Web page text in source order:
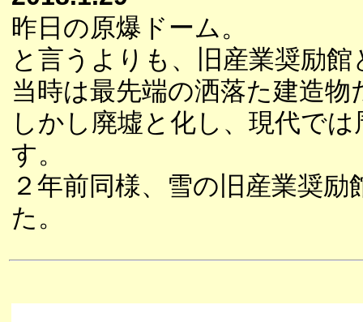
昨日の原爆ドーム。
と言うよりも、旧産業奨励
当時は最先端の洒落た建造
しかし廃墟と化し、現代で
す。
２年前同様、雪の旧産業奨
た。